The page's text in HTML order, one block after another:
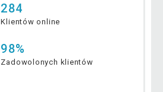
284
Klientów online
98%
Zadowolonych klientów